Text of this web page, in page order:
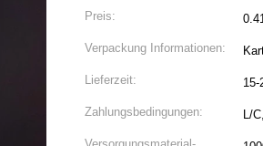
Preis:
Verpackung Informationen:
Lieferzeit: 15-
Zahlungsbedingungen: L/